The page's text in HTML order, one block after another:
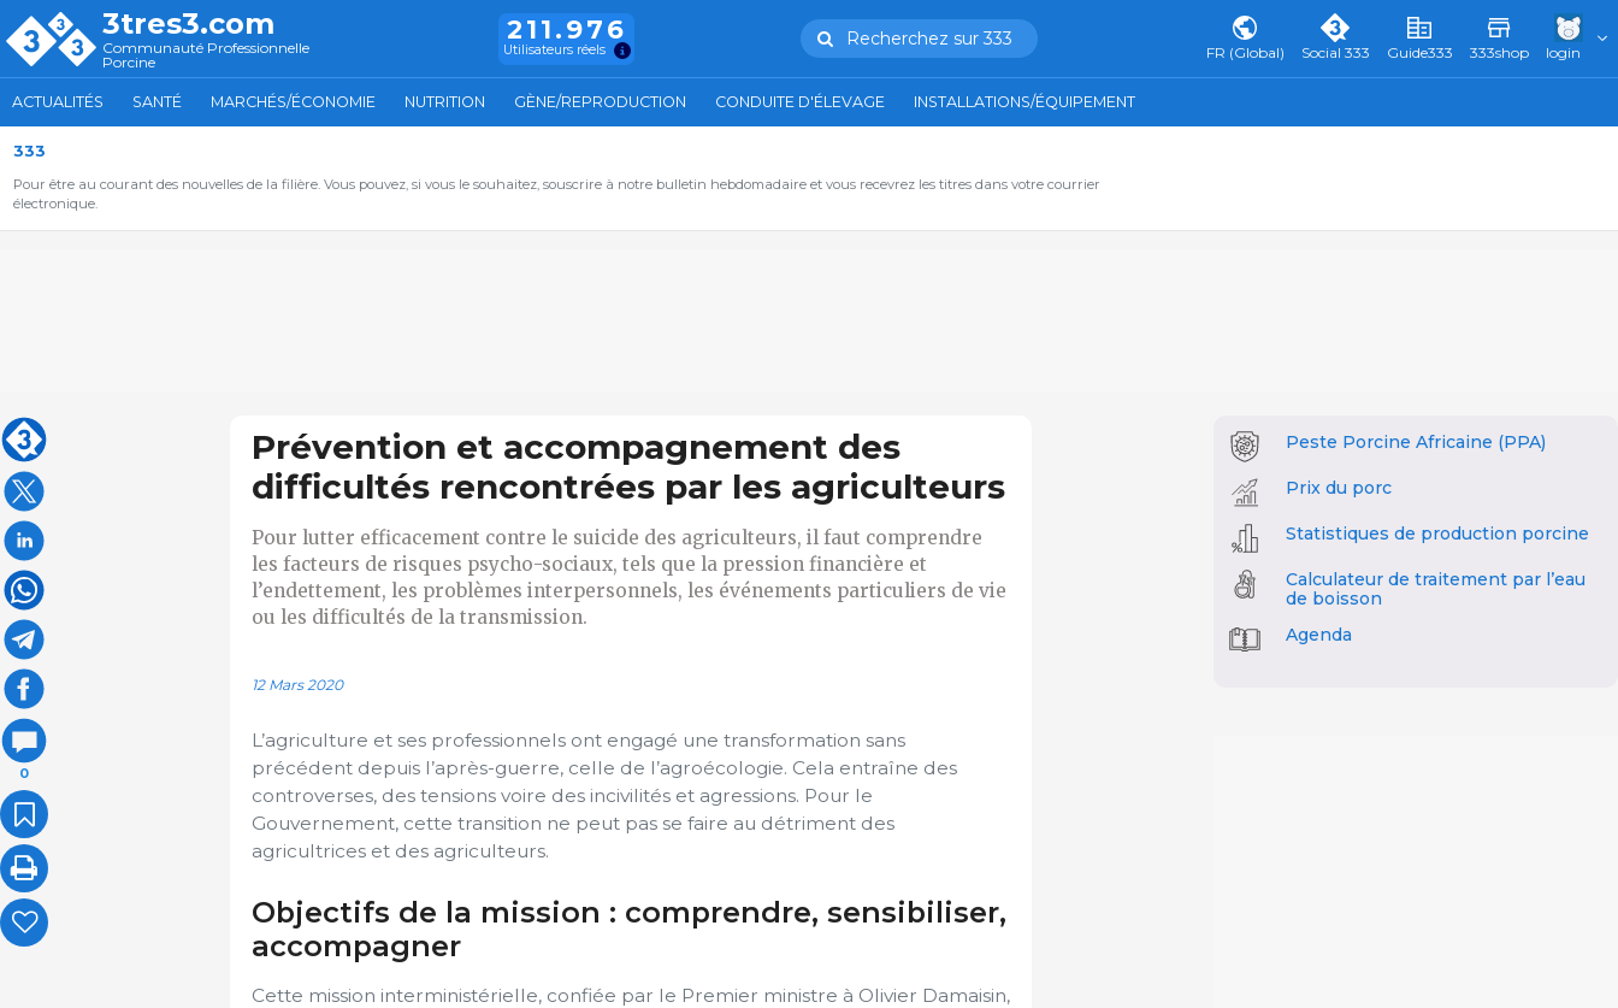
3tres3.com
Communauté Professionnelle
Porcine
211.976
Utilisateurs réels
Recherchez sur 333
FR (Global) Social 333 Guide333 333shop login
ACTUALITÉS SANTÉ MARCHÉS/ÉCONOMIE NUTRITION GÈNE/REPRODUCTION CONDUITE D'ÉLEVAGE INSTALLATIONS/ÉQUIPEMENT
333
Pour être au courant des nouvelles de la filière. Vous pouvez, si vous le souhaitez, souscrire à notre bulletin hebdomadaire et vous recevrez les titres dans votre courrier
électronique.
0
Prévention et accompagnement des
difficultés rencontrées par les agriculteurs
Pour lutter efficacement contre le suicide des agriculteurs, il faut comprendre
les facteurs de risques psycho-sociaux, tels que la pression financière et
l’endettement, les problèmes interpersonnels, les événements particuliers de vie
ou les difficultés de la transmission.
12 Mars 2020
L’agriculture et ses professionnels ont engagé une transformation sans
précédent depuis l’après-guerre, celle de l’agroécologie. Cela entraîne des
controverses, des tensions voire des incivilités et agressions. Pour le
Gouvernement, cette transition ne peut pas se faire au détriment des
agricultrices et des agriculteurs.
Objectifs de la mission : comprendre, sensibiliser,
accompagner
Cette mission interministérielle, confiée par le Premier ministre à Olivier Damaisin,
Peste Porcine Africaine (PPA)
Prix du porc
Statistiques de production porcine
Calculateur de traitement par l’eau
de boisson
Agenda